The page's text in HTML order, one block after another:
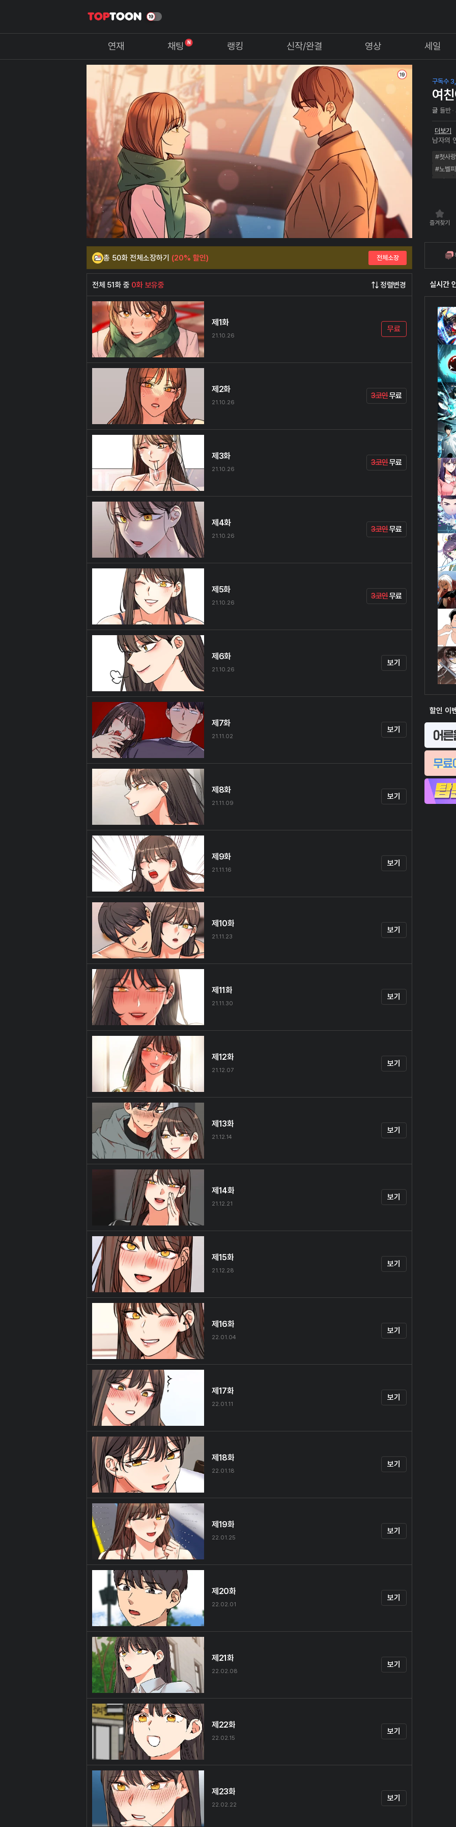
연재 채팅 N 랭킹 신작/완결 영상 세일
구독수
여
글 들반
더보기
남자의
연애를
강렬한
#첫사랑
#노벨
즐겨찾기
실시간
할인 이
총 50화 전체소장하기 (20% 할인) 전체소장
전체 51화 중 0화 보유중 정렬변경
제1화
21.10.26
무료
제2화
21.10.26
3코인무료
제3화
21.10.26
3코인무료
제4화
21.10.26
3코인무료
제5화
21.10.26
3코인무료
제6화
21.10.26
보기
제7화
21.11.02
보기
제8화
21.11.09
보기
제9화
21.11.16
보기
제10화
21.11.23
보기
제11화
21.11.30
보기
제12화
21.12.07
보기
제13화
21.12.14
보기
제14화
21.12.21
보기
제15화
21.12.28
보기
제16화
22.01.04
보기
제17화
22.01.11
보기
제18화
22.01.18
보기
제19화
22.01.25
보기
제20화
22.02.01
보기
제21화
22.02.08
보기
제22화
22.02.15
보기
제23화
22.02.22
보기